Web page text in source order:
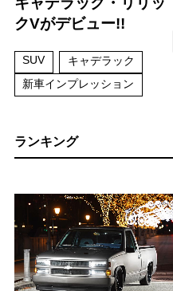
クVがデビュー!!
SUV
キャデラック
新車インプレッション
ランキング